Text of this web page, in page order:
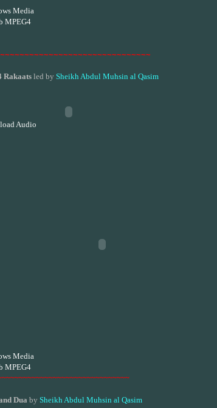
Media
MPEG4
Rakaats led by Sheikh Abdul Muhsin al Qasim
Audio
Media
MPEG4
Dua by Sheikh Abdul Muhsin al Qasim